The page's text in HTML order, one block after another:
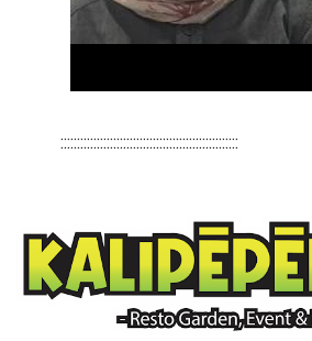
::::::::::::::::::::::::::::::::::::::::::::::::::::::